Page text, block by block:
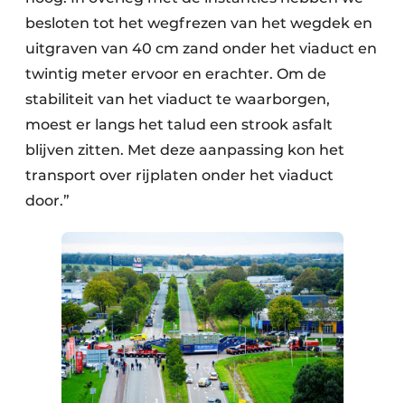
besloten tot het wegfrezen van het wegdek en
uitgraven van 40 cm zand onder het viaduct en
twintig meter ervoor en erachter. Om de
stabiliteit van het viaduct te waarborgen,
moest er langs het talud een strook asfalt
blijven zitten. Met deze aanpassing kon het
transport over rijplaten onder het viaduct
door.”